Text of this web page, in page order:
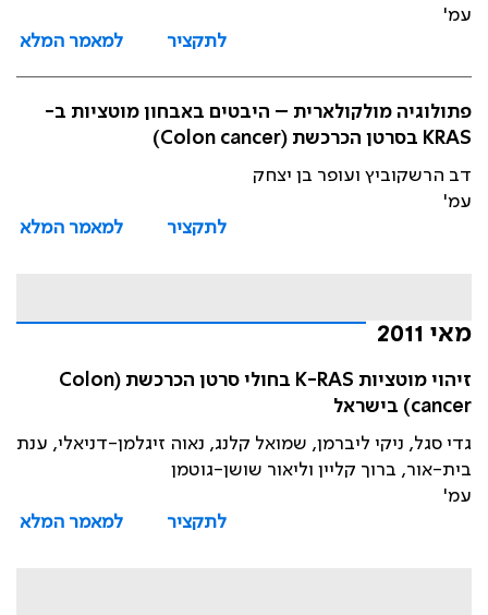
עמ'
לתקציר
למאמר המלא
פתולוגיה מולקולארית – היבטים באבחון מוטציות ב-
KRAS בסרטן הכרכשת (Colon cancer)
דב הרשקוביץ ועופר בן יצחק
עמ'
לתקציר
למאמר המלא
מאי 2011
זיהוי מוטציות K-RAS בחולי סרטן הכרכשת (Colon
cancer) בישראל
גדי סגל, ניקי ליברמן, שמואל קלנג, נאוה זיגלמן-דניאלי, ענת
בית-אור, ברוך קליין וליאור שושן-גוטמן
עמ'
לתקציר
למאמר המלא